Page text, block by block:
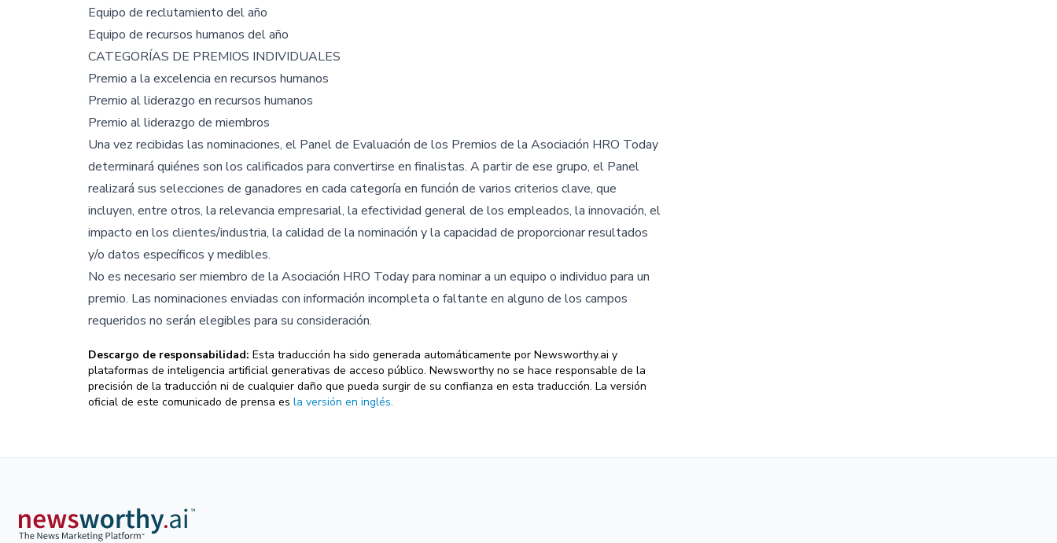
Equipo de reclutamiento del año
Equipo de recursos humanos del año
CATEGORÍAS DE PREMIOS INDIVIDUALES
Premio a la excelencia en recursos humanos
Premio al liderazgo en recursos humanos
Premio al liderazgo de miembros
Una vez recibidas las nominaciones, el Panel de Evaluación de los Premios de la Asociación HRO Today
determinará quiénes son los calificados para convertirse en finalistas. A partir de ese grupo, el Panel
realizará sus selecciones de ganadores en cada categoría en función de varios criterios clave, que
incluyen, entre otros, la relevancia empresarial, la efectividad general de los empleados, la innovación, el
impacto en los clientes/industria, la calidad de la nominación y la capacidad de proporcionar resultados
y/o datos específicos y medibles.
No es necesario ser miembro de la Asociación HRO Today para nominar a un equipo o individuo para un
premio. Las nominaciones enviadas con información incompleta o faltante en alguno de los campos
requeridos no serán elegibles para su consideración.
Descargo de responsabilidad: Esta traducción ha sido generada automáticamente por Newsworthy.ai y
plataformas de inteligencia artificial generativas de acceso público. Newsworthy no se hace responsable de la
precisión de la traducción ni de cualquier daño que pueda surgir de su confianza en esta traducción. La versión
oficial de este comunicado de prensa es la versión en inglés.